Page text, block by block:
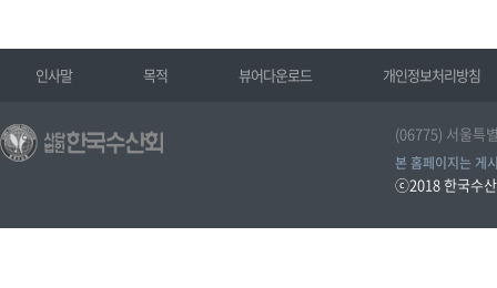
인사말 목적 뷰어다운로드 개인정보처리방침
(06775) 서울특
본 홈페이지는 게
ⓒ2018한국수